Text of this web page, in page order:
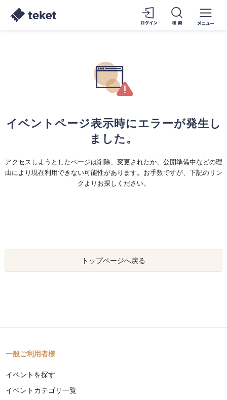
イベントページ表示時にエラーが発生し
ました。
アクセスしようとしたページは削除、変更されたか、公開準備中などの理
由により現在利用できない可能性があります。お手数ですが、下記のリン
クよりお探しください。
トップページへ戻る
一般ご利用者様
イベントを探す
イベントカテゴリ一覧